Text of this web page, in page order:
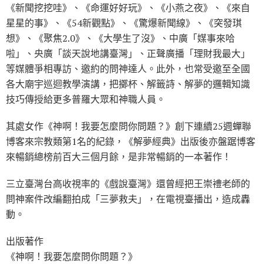
《新聞挖挖哇》、《命運好好玩》、《小燕之夜》、《來自
星星的事》、《54新觀點》、《驚爆新聞線》、《突發琪
想》、《聚焦2.0》、《大學生了沒》、中廣「媒事來哈
啦」、央廣「談天說地講臺灣」、正聲廣播「理財我最大」
等媒體爭相專訪、邀約的問神達人。此外，也常受邀至全國
各大廟宇巡迴教學演講，把擲杯、解籤詩、解夢的邏輯知識
技巧傳授給更多普羅大眾和神職人員。
其處女作《神啊！我要怎麼問你問題？》創下連續25週蟬聯
博客來宗教類第1名的紀錄，《解夢經典》出版後亦盤踞博客
來暢銷總榜前百大三個月餘，是非常暢銷的一本著作！
三立臺灣台高收視率的《戲說臺灣》還曾經把王崇禮老師的
問神案件改編翻拍成「三夢救夫」，在電視臺播出，造成轟
動。
出版著作
《神啊！我要怎麼問你問題？》